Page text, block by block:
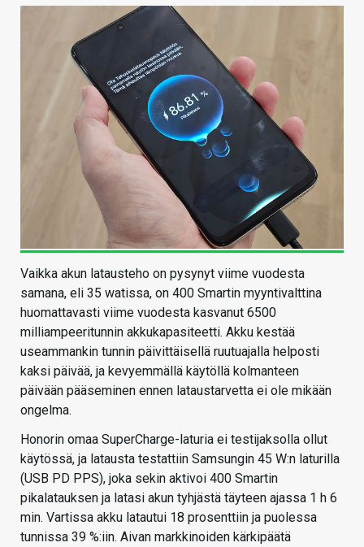
Vaikka akun latausteho on pysynyt viime vuodesta
samana, eli 35 watissa, on 400 Smartin myyntivalttina
huomattavasti viime vuodesta kasvanut 6500
milliampeeritunnin akkukapasiteetti. Akku kestää
useammankin tunnin päivittäisellä ruutuajalla helposti
kaksi päivää, ja kevyemmällä käytöllä kolmanteen
päivään pääseminen ennen lataustarvetta ei ole mikään
ongelma.
Honorin omaa SuperCharge-laturia ei testijaksolla ollut
käytössä, ja latausta testattiin Samsungin 45 W:n laturilla
(USB PD PPS), joka sekin aktivoi 400 Smartin
pikalatauksen ja latasi akun tyhjästä täyteen ajassa 1 h 6
min. Vartissa akku latautui 18 prosenttiin ja puolessa
tunnissa 39 %:iin. Aivan markkinoiden kärkipäätä